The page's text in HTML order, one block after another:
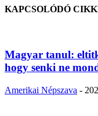
KAPCSOLÓDÓ
Magyar tanul:
hogy senki ne
Amerikai Népszava -